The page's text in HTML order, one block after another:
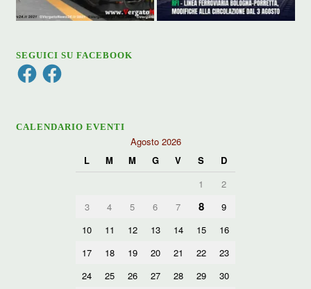
SEGUICI SU FACEBOOK
FacebookFacebook
CALENDARIO EVENTI
Agosto 2026
L
M M G V S
D
1
2
3
4 5 6 7 8
9
10
11 12 13 14 15
16
17
18 19 20 21 22
23
24
25 26 27 28 29
30